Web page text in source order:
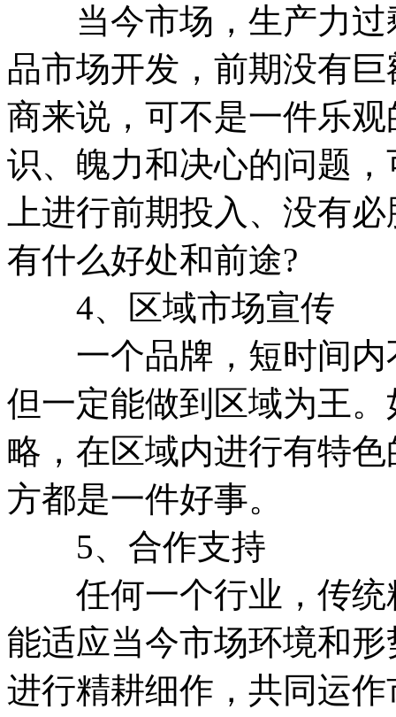
当今市场，生产力过
品市场开发，前期没有
商来说，可不是一件乐
识、魄力和决心的问题
上进行前期投入、没有
有什么好处和前途?
4、区域市场宣传
一个品牌，短时间内
但一定能做到区域为王
略，在区域内进行有特
方都是一件好事。
5、合作支持
任何一个行业，传统
能适应当今市场环境和
进行精耕细作，共同运